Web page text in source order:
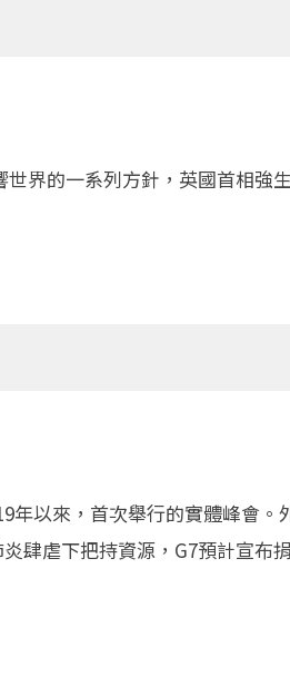
界的一系列方針，英國首相強
年以來，首次舉行的實體峰會。
肆虐下把持資源，G7預計宣布